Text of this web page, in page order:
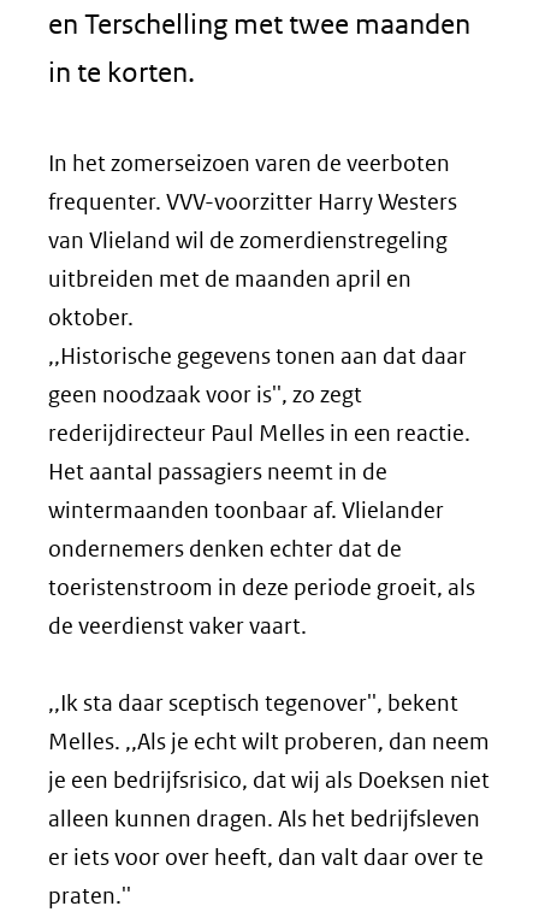
en Terschelling met twee maanden
in te korten.
In het zomerseizoen varen de veerboten
frequenter. VVV-voorzitter Harry Westers
van Vlieland wil de zomerdienstregeling
uitbreiden met de maanden april en
oktober.
,,Historische gegevens tonen aan dat daar
geen noodzaak voor is'', zo zegt
rederijdirecteur Paul Melles in een reactie.
Het aantal passagiers neemt in de
wintermaanden toonbaar af. Vlielander
ondernemers denken echter dat de
toeristenstroom in deze periode groeit, als
de veerdienst vaker vaart.
,,Ik sta daar sceptisch tegenover'', bekent
Melles. ,,Als je echt wilt proberen, dan neem
je een bedrijfsrisico, dat wij als Doeksen niet
alleen kunnen dragen. Als het bedrijfsleven
er iets voor over heeft, dan valt daar over te
praten.''